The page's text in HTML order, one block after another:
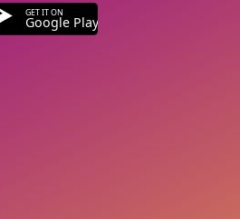
GET IT ON
Google Play